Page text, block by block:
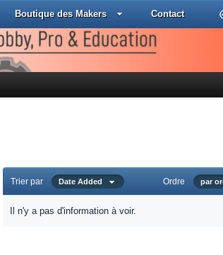
Boutique des Makers Contact
Trier par Date Added Ordre par
Il n'y a pas d'information à voir.